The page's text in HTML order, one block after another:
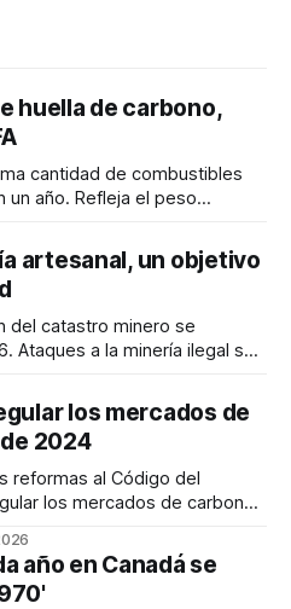
huella de carbono,
cantidad de combustibles
un año. Refleja el peso
artesanal, un objetivo
del catastro minero se
Ataques a la minería ilegal se
los mercados de
2024
reformas al Código del
los mercados de carbono,
año en Canadá se